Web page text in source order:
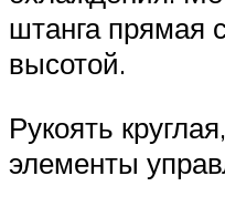
штанга прямая
высотой.
Рукоять
элементы